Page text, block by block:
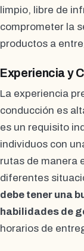
limpio, libre de
comprometer la
productos a
Experiencia y
La experiencia
conducción es
es un requisito
individuos con
rutas de manera
diferentes
debe tener una
habilidades de
horarios de